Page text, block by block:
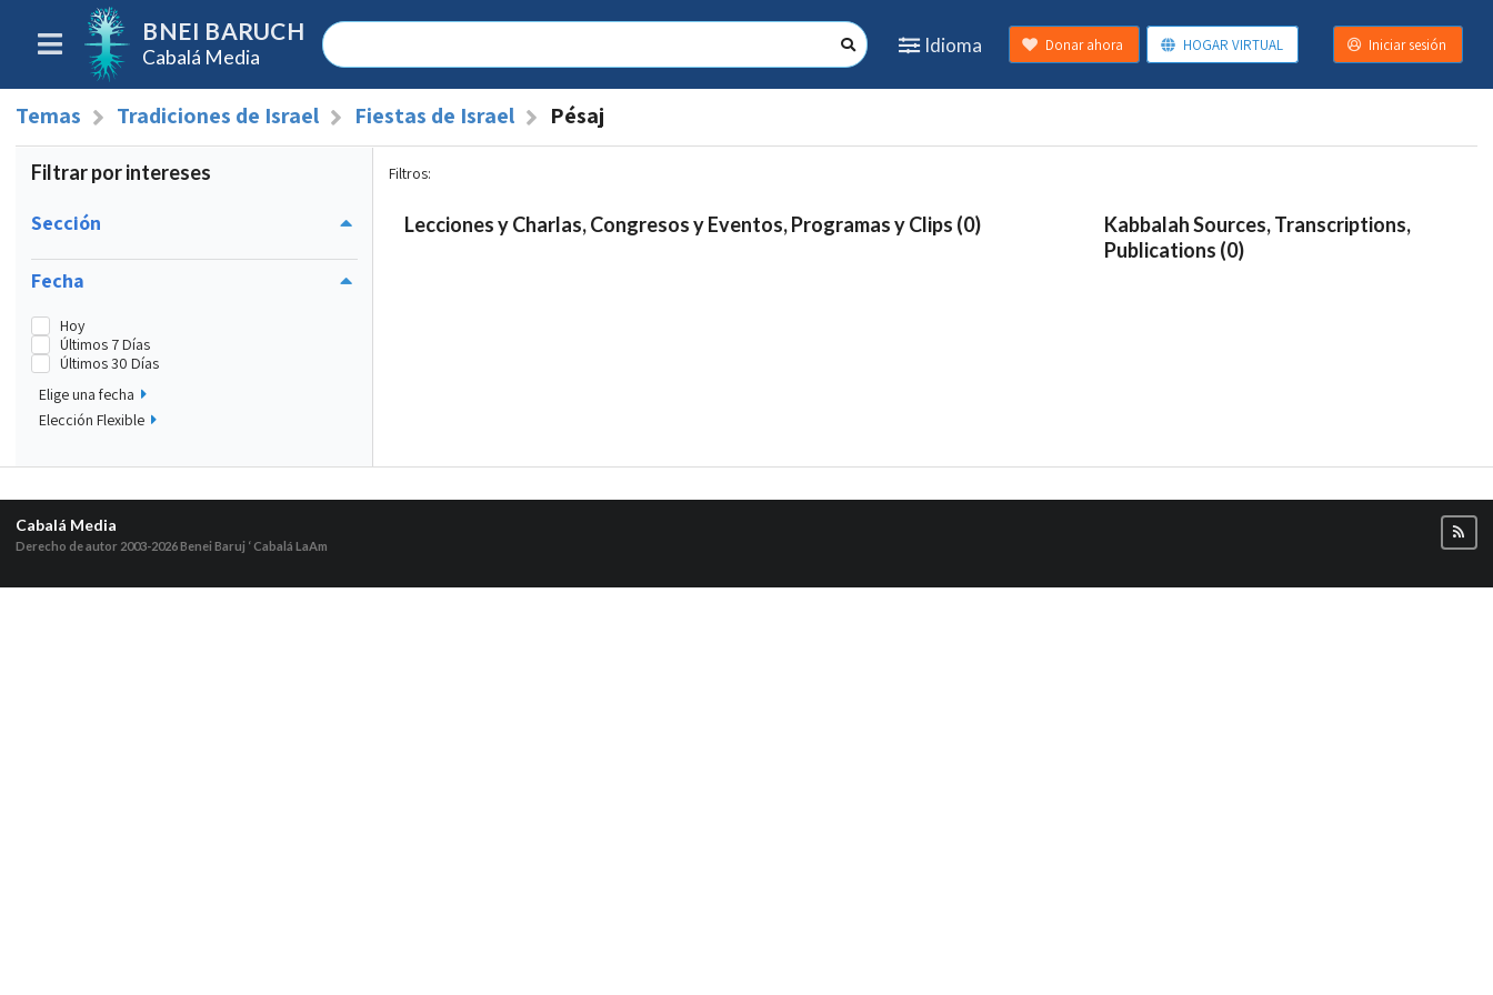
BNEI BARUCH
Cabalá Media
Idioma Donar ahora HOGAR VIRTUAL Iniciar sesión
Temas Tradiciones de Israel Fiestas de Israel Pésaj
Filtrar por intereses
Sección
Fecha
Hoy
Últimos 7 Días
Últimos 30 Días
Elige una fecha
Elección Flexible
Filtros:
Lecciones y Charlas, Congresos y Eventos, Programas y Clips (0)
Kabbalah Sources, Transcriptions,
Publications (0)
Cabalá Media
Derecho de autor 2003-2026Benei Baruj ‘ Cabalá LaAm